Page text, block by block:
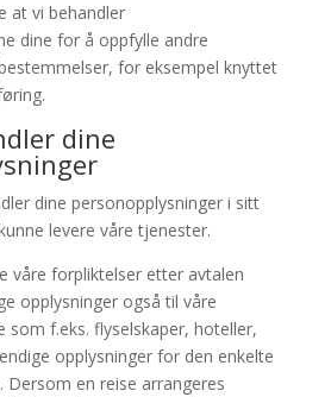
at vi behandler
dine for å oppfylle andre
for eksempel knyttet
dine
dine personopplysninger i sitt
levere våre tjenester.
våre forpliktelser etter avtalen
opplysninger også til våre
som f.eks. flyselskaper, hoteller,
opplysninger for den enkelte
Dersom en reise arrangeres